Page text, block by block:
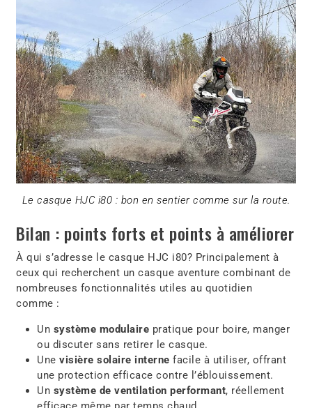
Le casque HJC i80 : bon en sentier comme sur la route.
Bilan : points forts et points à améliorer
À qui s’adresse le casque HJC i80? Principalement à
ceux qui recherchent un casque aventure combinant de
nombreuses fonctionnalités utiles au quotidien
comme :
Un système modulaire pratique pour boire, manger
ou discuter sans retirer le casque.
Unevisière solaire interne facile à utiliser, offrant
une protection efficace contre l’éblouissement.
Un système de ventilation performant, réellement